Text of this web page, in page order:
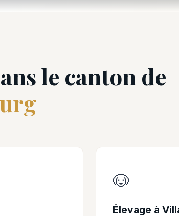
le canton de
🐶
Élevage à